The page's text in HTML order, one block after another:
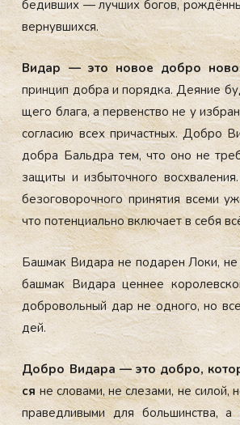
бедив­ших — луч­ших бо­гов,
вер­нувших­ся.
Ви­дар — это но­вое доб­ро
прин­цип доб­ра и по­ряд­ка. Де­яние
ще­го бла­га, а пер­венс­тво не у
сог­ла­сию всех при­час­тных. Доб­ро
доб­ра Баль­дра тем, что оно не
за­щиты и из­бы­точ­но­го
бе­зого­вороч­но­го при­нятия все­ми
что по­тен­ци­аль­но вклю­ча­ет в се­бя
Баш­мак Ви­дара не по­дарен Ло­ки, не
баш­мак Ви­дара цен­нее
доб­ро­воль­ный дар не од­но­го, но
дей.
Доб­ро Ви­дара — это доб­ро,
сяне сло­вами, не сле­зами, не си­лой,
пра­вед­ли­выми для боль­шинс­тва,